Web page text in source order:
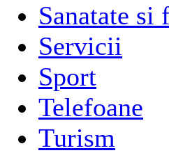
Sanatate si
Servicii
Sport
Telefoane
Turism